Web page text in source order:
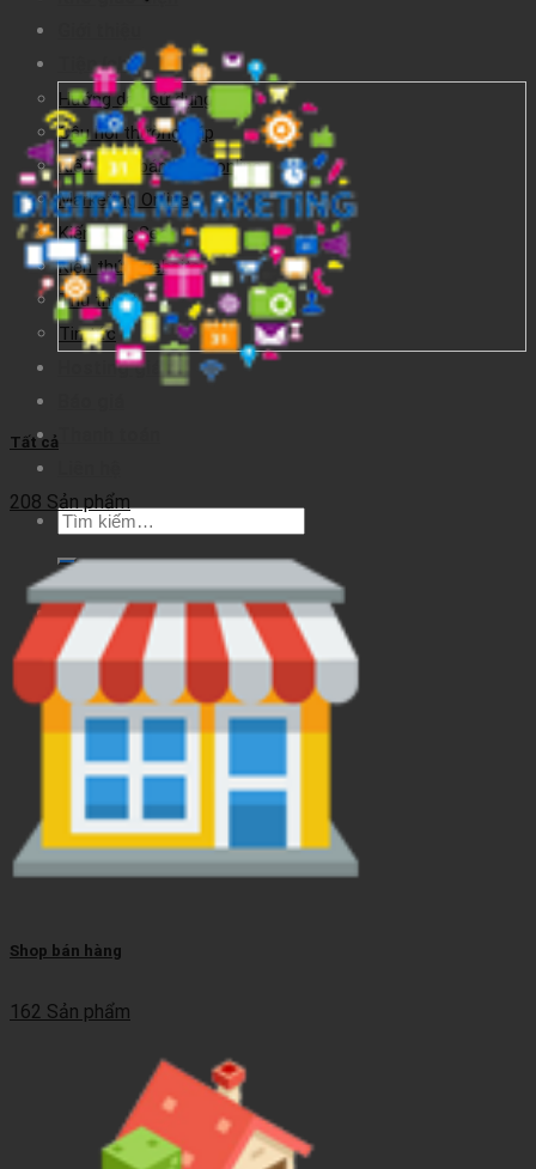
Tiện ích
Hướng dẫn sử dụng
Câu hỏi thường gặp
Kiến thức bán hàng online
Marketing Online
Kiến thức Seo
Kiến thức website
Thủ thuật
Tin tức
Hosting giá rẻ
Tìm
kiếm:
Giỏ hàng
Tất cả
208 Sản phẩm
Shop bán hàng
162 Sản phẩm